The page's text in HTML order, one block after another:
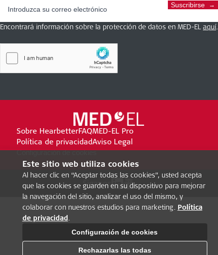
Suscribirse
Encontrará información sobre la protección de datos en MED-EL aquí.
Sobre HearbetterFAQMED-EL Pro
Política de privacidadAviso Legal
Configuración de cookies
Siganos
Este sitio web utiliza cookies
Al hacer clic en “Aceptar todas las cookies”, usted acepta
que las cookies se guarden en su dispositivo para mejorar
la navegación del sitio, analizar el uso del mismo, y
colaborar con nuestros estudios para marketing. Política
de privacidad.
Configuración de cookies
Rechazarlas las todas